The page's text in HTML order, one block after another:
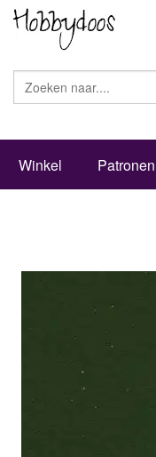
Winkel Patronen